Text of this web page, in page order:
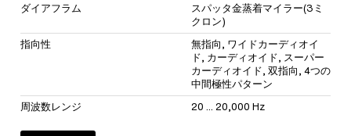
ダイアフラム
スパッタ金蒸着マイラー(3ミ
クロン)
指向性
無指向, ワイドカーディオイ
ド, カーディオイド, スーパー
カーディオイド, 双指向, 4つの
中間極性パターン
周波数レンジ
20 ... 20,000 Hz